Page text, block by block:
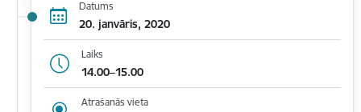
Datums
20. janvāris, 2020
Laiks
14.00–15.00
Atrašanās vieta